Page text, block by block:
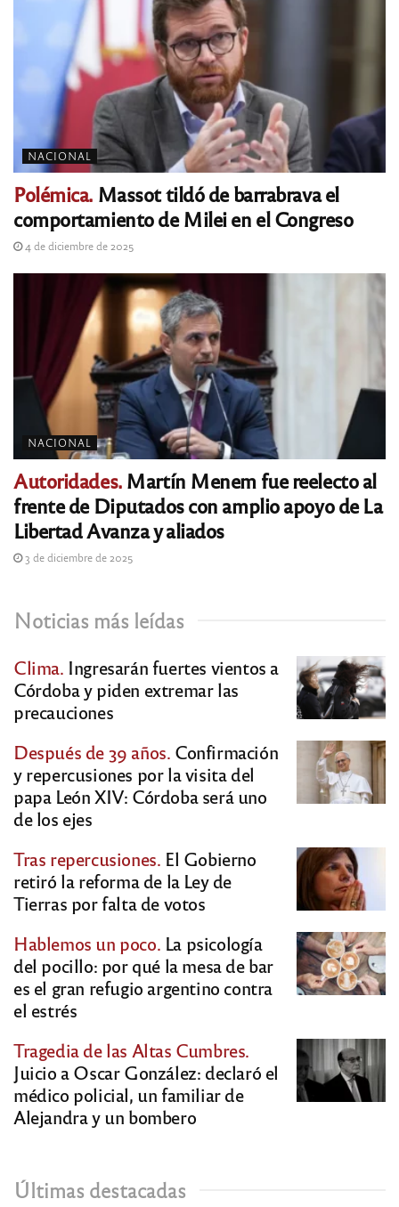
NACIONAL
Polémica. Massot tildó de barrabrava el
comportamiento de Milei en el Congreso
4 de diciembre de 2025
NACIONAL
Autoridades.Martín Menem fue reelecto al
frente de Diputados con amplio apoyo de La
Libertad Avanza y aliados
3 de diciembre de 2025
Noticias más leídas
Clima. Ingresarán fuertes vientos a
Córdoba y piden extremar las
precauciones
Después de 39 años. Confirmación
y repercusiones por la visita del
papa León XIV: Córdoba será uno
de los ejes
Tras repercusiones. El Gobierno
retiró la reforma de la Ley de
Tierras por falta de votos
Hablemos un poco. La psicología
del pocillo: por qué la mesa de bar
es el gran refugio argentino contra
el estrés
Tragedia de las Altas Cumbres.
Juicio a Oscar González: declaró el
médico policial, un familiar de
Alejandra y un bombero
Últimas destacadas